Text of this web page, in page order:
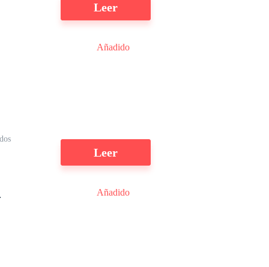
Leer
Añadido
Leer
Añadido